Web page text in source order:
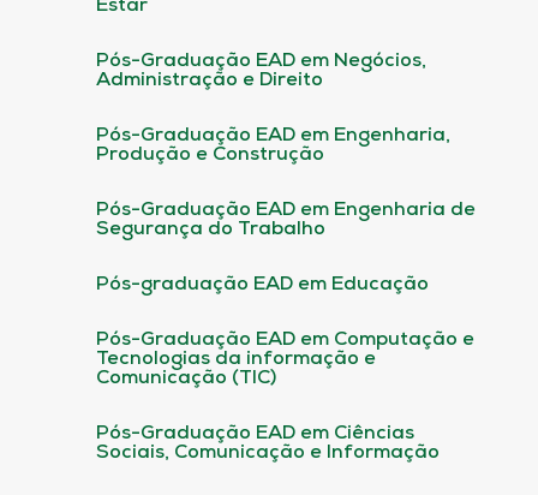
Estar
Pós-Graduação EAD em Negócios,
Administração e Direito
Pós-Graduação EAD em Engenharia,
Produção e Construção
Pós-Graduação EAD em Engenharia de
Segurança do Trabalho
Pós-graduação EAD em Educação
Pós-Graduação EAD em Computação e
Tecnologias da informação e
Comunicação (TIC)
Pós-Graduação EAD em Ciências
Sociais, Comunicação e Informação